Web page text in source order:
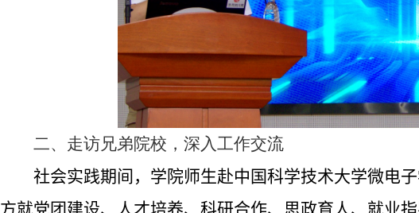
二、走访兄弟院校，深入工作交流
社会实践期间， 学院师生赴中国科学技术大学微电
方就党团建设、人才培养、科研合作、思政育人、就业